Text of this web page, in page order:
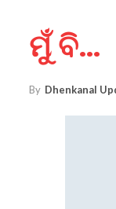
ମୁଁ ବି…
By Dhenkanal